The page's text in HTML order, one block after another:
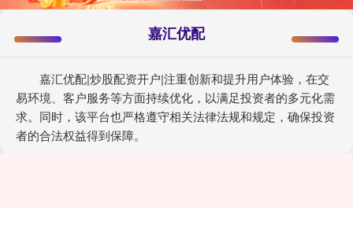
嘉汇优配
嘉汇优配|炒股配资开户|注重创新和提升用户体验，在交
易环境、客户服务等方面持续优化，以满足投资者的多元化需
求。同时，该平台也严格遵守相关法律法规和规定，确保投资
者的合法权益得到保障。